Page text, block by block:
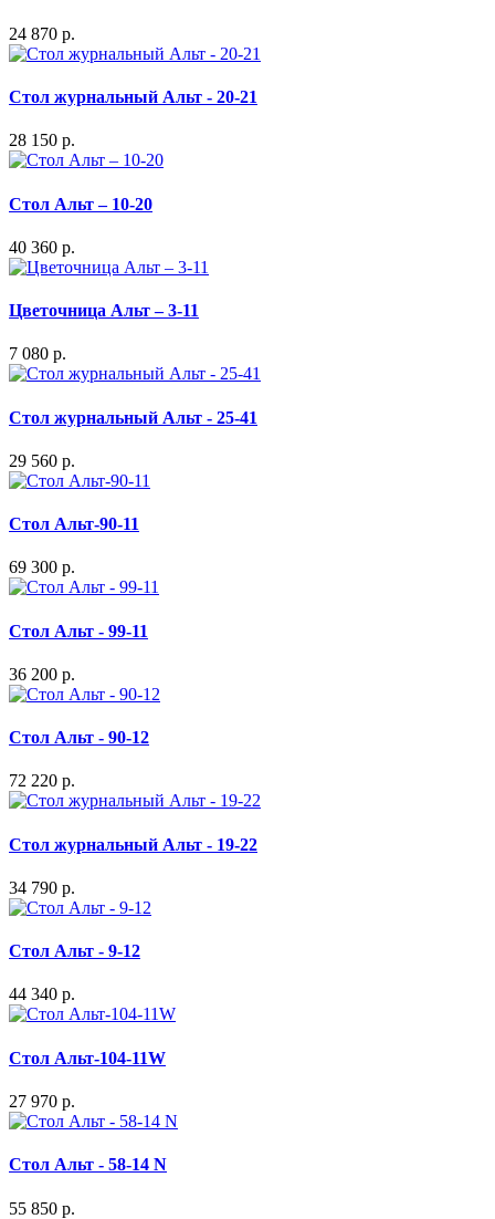
24 870 р.
Стол журнальный Альт - 20-21
28 150 р.
Стол Альт – 10-20
40 360 р.
Цветочница Альт – 3-11
7 080 р.
Стол журнальный Альт - 25-41
29 560 р.
Стол Альт-90-11
69 300 р.
Стол Альт - 99-11
36 200 р.
Стол Альт - 90-12
72 220 р.
Стол журнальный Альт - 19-22
34 790 р.
Стол Альт - 9-12
44 340 р.
Стол Альт-104-11W
27 970 р.
Стол Альт - 58-14 N
55 850 р.